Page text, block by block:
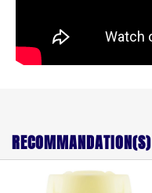
RECOMMANDATION(S)